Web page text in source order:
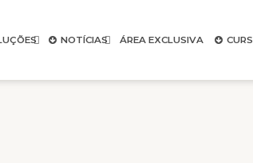
NOTÍCIAS ÁREA EXCLUSIVA